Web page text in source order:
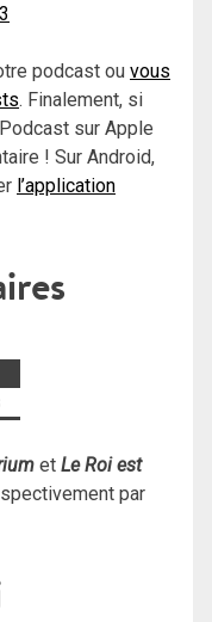
podcast ou vous
. Finalement, si
sur Apple
! Sur Android,
l’application
et Le Roi est
par